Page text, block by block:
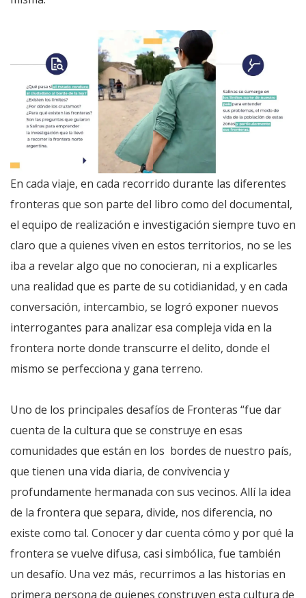
En cada viaje, en cada recorrido durante las diferentes
fronteras que son parte del libro como del documental,
el equipo de realización e investigación siempre tuvo en
claro que a quienes viven en estos territorios, no se les
iba a revelar algo que no conocieran, ni a explicarles
una realidad que es parte de su cotidianidad, y en cada
conversación, intercambio, se logró exponer nuevos
interrogantes para analizar esa compleja vida en la
frontera norte donde transcurre el delito, donde el
mismo se perfecciona y gana terreno.
Uno de los principales desafíos de Fronteras “fue dar
cuenta de la cultura que se construye en esas
comunidades que están en los bordes de nuestro país,
que tienen una vida diaria, de convivencia y
profundamente hermanada con sus vecinos. Allí la idea
de la frontera que separa, divide, nos diferencia, no
existe como tal. Conocer y dar cuenta cómo y por qué la
frontera se vuelve difusa, casi simbólica, fue también
un desafío. Una vez más, recurrimos a las historias en
primera persona de quienes construyen esta cultura de